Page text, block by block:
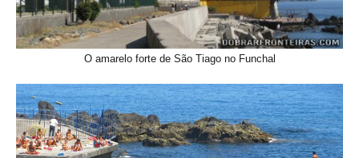
O amarelo forte de São Tiago no Funchal